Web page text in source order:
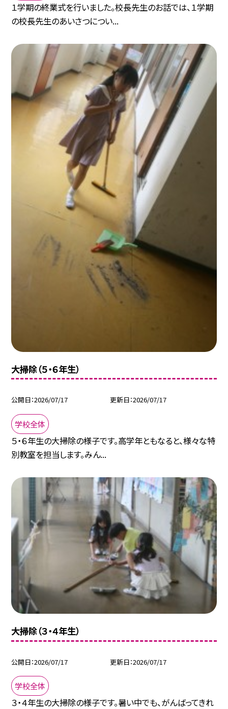
１学期の終業式を行いました。校長先生のお話では、１学期
の校長先生のあいさつについ...
大掃除（５・６年生）
公開日 2026/07/17 更新日 2026/07/17
学校全体
５・６年生の大掃除の様子です。高学年ともなると、様々な特
別教室を担当します。みん...
大掃除（３・４年生）
公開日 2026/07/17 更新日 2026/07/17
学校全体
３・４年生の大掃除の様子です。暑い中でも、がんばってきれ